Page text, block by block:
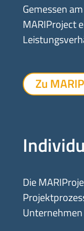
Gemessen
MARIProject
Zu
Die